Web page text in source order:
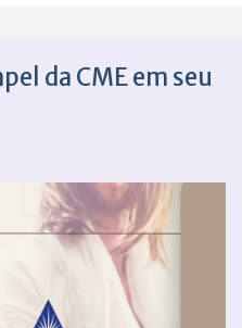
da CME em seu